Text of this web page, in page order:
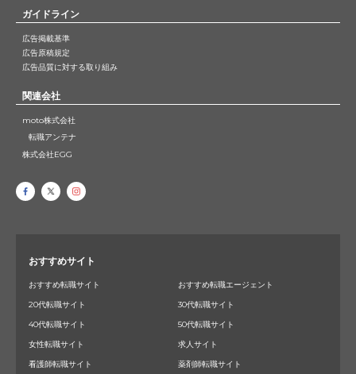
ガイドライン
広告掲載基準
広告原稿規定
広告品質に対する取り組み
関連会社
moto株式会社
転職アンテナ
株式会社EGG
おすすめサイト
おすすめ転職サイト
おすすめ転職エージェント
20代転職サイト
30代転職サイト
40代転職サイト
50代転職サイト
女性転職サイト
求人サイト
看護師転職サイト
薬剤師転職サイト